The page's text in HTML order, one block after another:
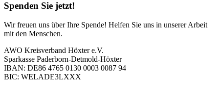
Spenden Sie jetzt!
Wir freuen uns über Ihre Spende! Helfen Sie uns in unserer Arbeit
mit den Menschen.
AWO Kreisverband Höxter e.V.
Sparkasse Paderborn-Detmold-Höxter
IBAN: DE86 4765 0130 0003 0087 94
BIC: WELADE3LXXX